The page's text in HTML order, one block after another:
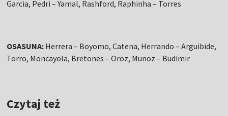
Garcia, Pedri – Yamal, Rashford, Raphinha – Torres
OSASUNA: Herrera – Boyomo, Catena, Herrando – Arguibide,
Torro, Moncayola, Bretones – Oroz, Munoz – Budimir
Czytaj też